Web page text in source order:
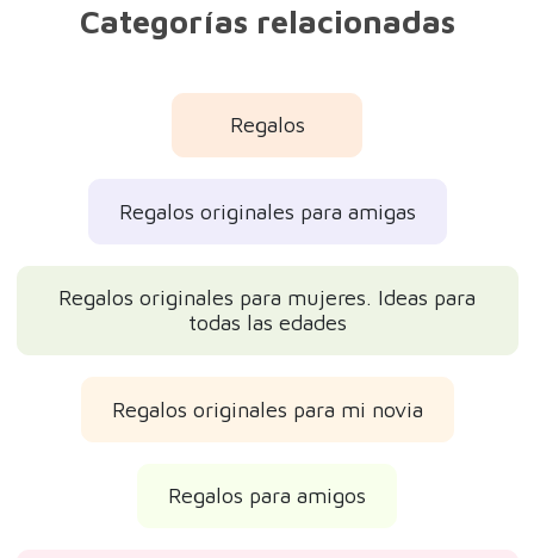
Categorías relacionadas
Regalos
Regalos originales para amigas
Regalos originales para mujeres. Ideas para
todas las edades
Regalos originales para mi novia
Regalos para amigos